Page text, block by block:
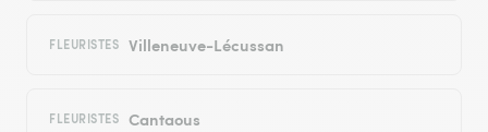
FLEURISTES Villeneuve-Lécussan
FLEURISTES Cantaous